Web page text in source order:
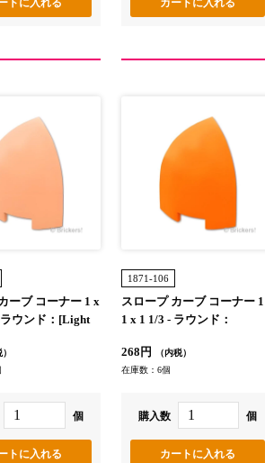
ーブ コーナー 1 x
ラウンド：[Light
個
1871-106
スロープ カーブ コーナー
1 x 1 1/3 - ラウンド：
268円
（内税）
在庫数：6個
購入数 個